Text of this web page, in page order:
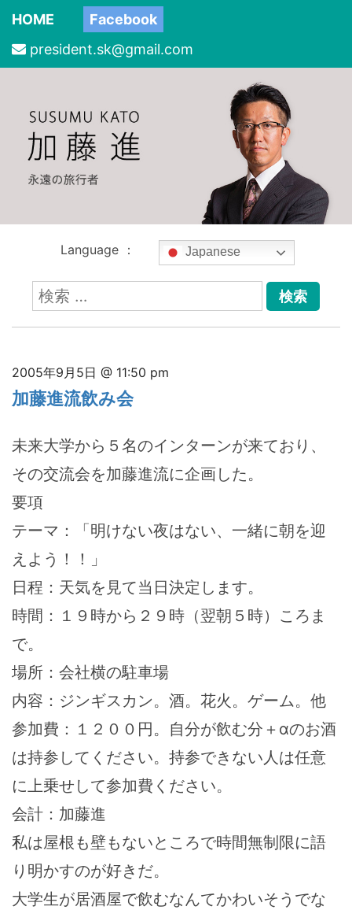
HOME
Facebook
president.sk@gmail.com
Language ： Japanese
検
索:
2005年9月5日 @ 11:50 pm
加藤進流飲み会
未来大学から５名のインターンが来ており、
その交流会を加藤進流に企画した。
要項
テーマ：「明けない夜はない、一緒に朝を迎
えよう！！」
日程：天気を見て当日決定します。
時間：１９時から２９時（翌朝５時）ころま
で。
場所：会社横の駐車場
内容：ジンギスカン。酒。花火。ゲーム。他
参加費：１２００円。自分が飲む分＋αのお酒
は持参してください。持参できない人は任意
に上乗せして参加費ください。
会計：加藤進
私は屋根も壁もないところで時間無制限に語
り明かすのが好きだ。
大学生が居酒屋で飲むなんてかわいそうでな